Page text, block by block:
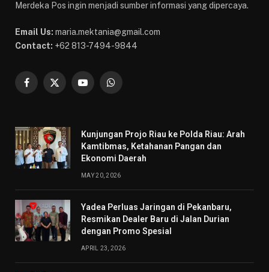
Merdeka Pos ingin menjadi sumber informasi yang dipercaya.
Email Us: maria.mektania@gmail.com
Contact: +62 813-7494-9844
Facebook
X
YouTubeWhatsApp
Kunjungan Projo Riau ke Polda Riau: Arah
Kamtibmas, Ketahanan Pangan dan
Ekonomi Daerah
MAY 20, 2026
Yadea Perluas Jaringan di Pekanbaru,
Resmikan Dealer Baru di Jalan Durian
dengan Promo Spesial
APRIL 23, 2026